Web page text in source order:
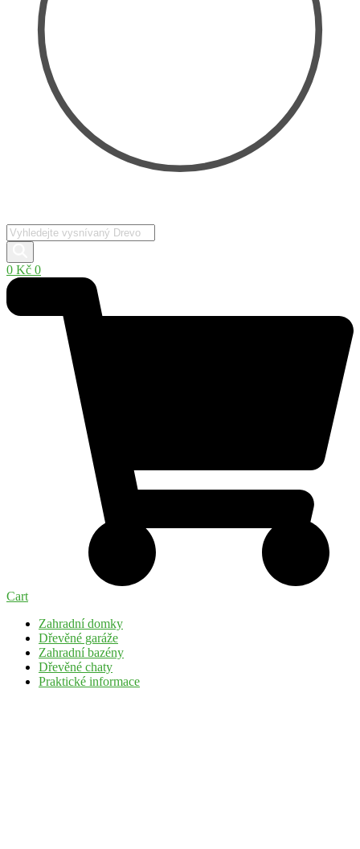
Products
search
0 Kč 0
Cart
Zahradní domky
Dřevěné garáže
Zahradní bazény
Dřevěné chaty
Praktické informace